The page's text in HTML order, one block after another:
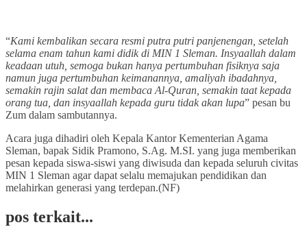
“Kami kembalikan secara resmi putra putri panjenengan, setelah
selama enam tahun kami didik di MIN 1 Sleman. Insyaallah dalam
keadaan utuh, semoga bukan hanya pertumbuhan fisiknya saja
namun juga pertumbuhan keimanannya, amaliyah ibadahnya,
semakin rajin salat dan membaca Al-Quran, semakin taat kepada
orang tua, dan insyaallah kepada guru tidak akan lupa” pesan bu
Zum dalam sambutannya.
Acara juga dihadiri oleh Kepala Kantor Kementerian Agama
Sleman, bapak Sidik Pramono, S.Ag. M.SI. yang juga memberikan
pesan kepada siswa-siswi yang diwisuda dan kepada seluruh civitas
MIN 1 Sleman agar dapat selalu memajukan pendidikan dan
melahirkan generasi yang terdepan.(NF)
pos terkait...